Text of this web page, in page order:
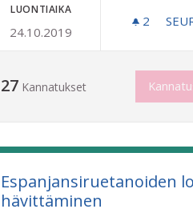
LUONTIAIKA
24.10.2019
2 2
27 Kannatukset
Espanjansiruetanoiden
hävittäminen